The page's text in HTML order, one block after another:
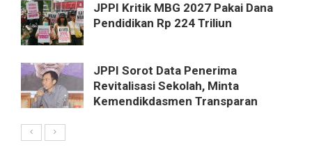
JPPI Kritik MBG 2027 Pakai Dana
Pendidikan Rp 224 Triliun
JPPI Sorot Data Penerima
Revitalisasi Sekolah, Minta
Kemendikdasmen Transparan